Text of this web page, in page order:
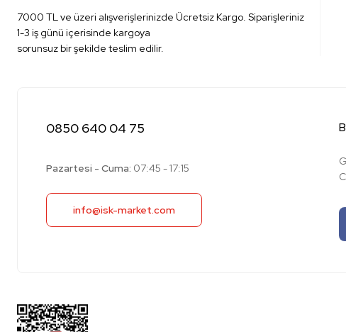
7000 TL ve üzeri alışverişlerinizde Ücretsiz Kargo. Siparişleriniz
1-3 iş günü içerisinde kargoya
sorunsuz bir şekilde teslim edilir.
0850 640 04 75
Pazartesi - Cuma: 07:45 - 17:15
info@isk-market.com